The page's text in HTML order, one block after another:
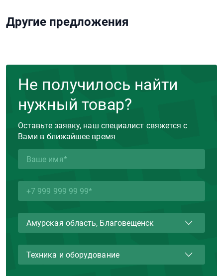
Другие предложения
Не получилось найти
нужный товар?
Оставьте заявку, наш специалист свяжется с
Вами в ближайшее время